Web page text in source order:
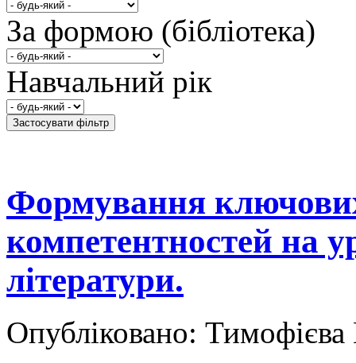
За формою (бібліотека)
Навчальний рік
Формування
компетентностей на
літератури.
Опубліковано: